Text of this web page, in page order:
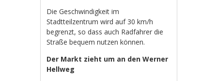
Die Geschwindigkeit im
Stadtteilzentrum wird auf 30 km/h
begrenzt, so dass auch Radfahrer die
Straße bequem nutzen können.
Der Markt zieht um an den Werner
Hellweg